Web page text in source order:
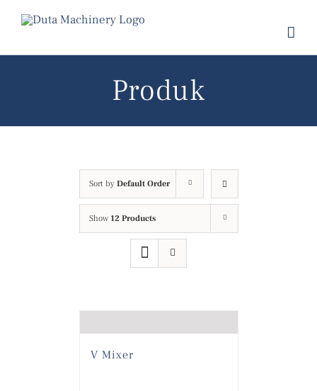
Skip
content
Produk
Sort by Default Order
Show 12 Products
V Mixer